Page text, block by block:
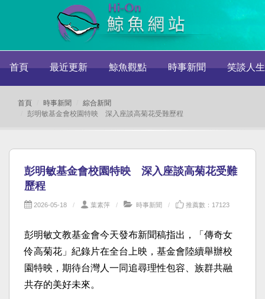
首頁 最近更新 鯨魚觀點 時事新聞 笑談人生
首頁 時事新聞
綜合新聞
彭明敏基金會校園特映 深入座談高菊花受難歷程
彭明敏基金會校園特映 深入座談高菊花受難
歷程
2026-05-18 葉素萍 時事新聞 推薦數：17123
彭明敏文教基金會今天發布新聞稿指出，「傳奇女
伶高菊花」紀錄片在全台上映，基金會陸續舉辦校
園特映，期待台灣人一同追尋理性包容、族群共融
共存的美好未來。